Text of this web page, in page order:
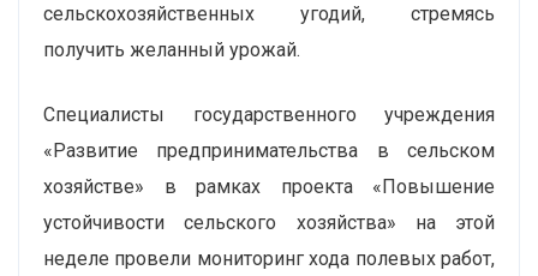
сельскохозяйственных угодий, стремясь
получить желанный урожай.
Специалисты государственного учреждения
«Развитие предпринимательства в сельском
хозяйстве» в рамках проекта «Повышение
устойчивости сельского хозяйства» на этой
неделе провели мониторинг хода полевых работ,